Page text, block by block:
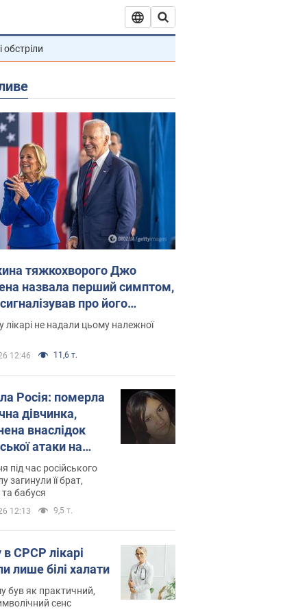
обстріли
тяжкохворого Джо
назвала перший симптом,
про його
рак
лікарі не надали цьому належної
12:46 11,6 т.
Росія: померла
дівчинка,
внаслідок
атаки на
Фото
під час російського
загинули її брат,
та бабуся
12:13 9,5 т.
СРСР лікарі
лише білі халати
був як практичний,
сенс